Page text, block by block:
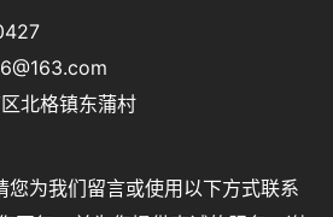
北格镇东蒲村
您为我们留言或使用以下方式联系